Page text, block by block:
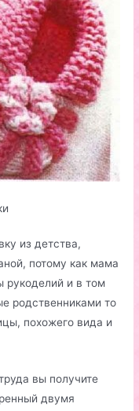
из детства,
потому как мама
рукоделий и в том
родственниками то
похожего вида и
вы получите
двумя